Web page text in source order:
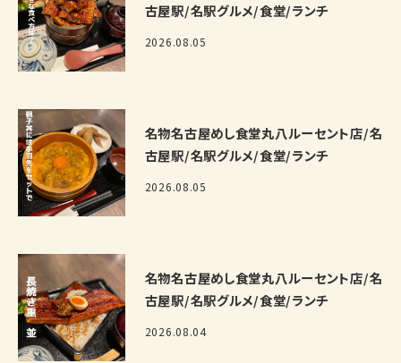
古屋駅/名駅グルメ/食堂/ランチ
2026.08.05
名物名古屋めし食堂丸八ルーセント店/名
古屋駅/名駅グルメ/食堂/ランチ
2026.08.05
名物名古屋めし食堂丸八ルーセント店/名
古屋駅/名駅グルメ/食堂/ランチ
2026.08.04